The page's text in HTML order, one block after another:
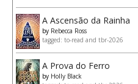
A Ascensão da Rainha
by Rebecca Ross
tagged: to-read and tbr-2026
A Prova do Ferro
by Holly Black